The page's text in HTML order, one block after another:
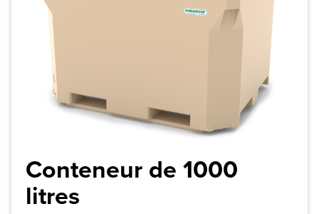
Conteneur de 1000
litres